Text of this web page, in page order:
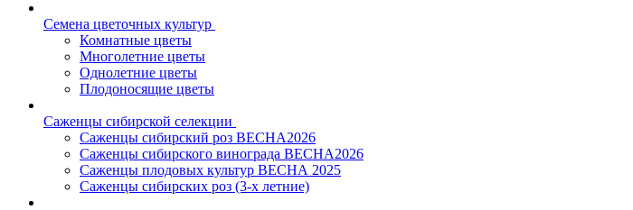
Семена цветочных культур
Комнатные цветы
Многолетние цветы
Однолетние цветы
Плодоносящие цветы
Саженцы сибирской селекции
Саженцы сибирский роз ВЕСНА2026
Саженцы сибирского винограда ВЕСНА2026
Саженцы плодовых культур ВЕСНА 2025
Саженцы сибирских роз (3-х летние)